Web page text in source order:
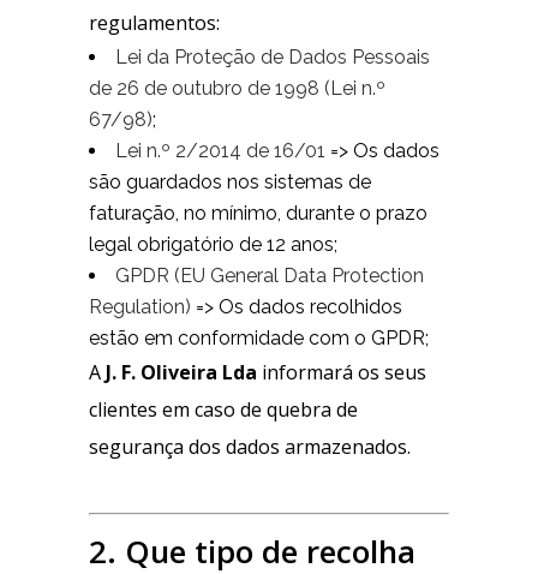
regulamentos:
Lei da Proteção de Dados Pessoais
de 26 de outubro de 1998 (Lei n.º
67/98);
Lei n.º 2/2014 de 16/01 => Os dados
são guardados nos sistemas de
faturação, no mínimo, durante o prazo
legal obrigatório de 12 anos;
GPDR (EU General Data Protection
Regulation) => Os dados recolhidos
estão em conformidade com o GPDR;
A J. F. Oliveira Lda informará os seus
clientes em caso de quebra de
segurança dos dados armazenados.
2. Que tipo de recolha